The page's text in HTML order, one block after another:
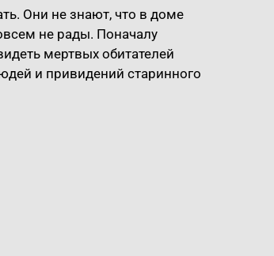
Они не знают, что в доме
не рады. Поначалу
мертвых обитателей
и привидений старинного